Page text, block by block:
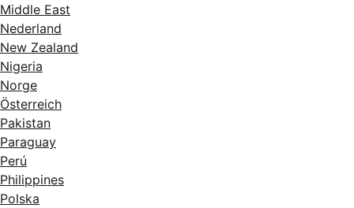
Middle East
Nederland
New Zealand
Nigeria
Norge
Österreich
Pakistan
Paraguay
Perú
Philippines
Polska